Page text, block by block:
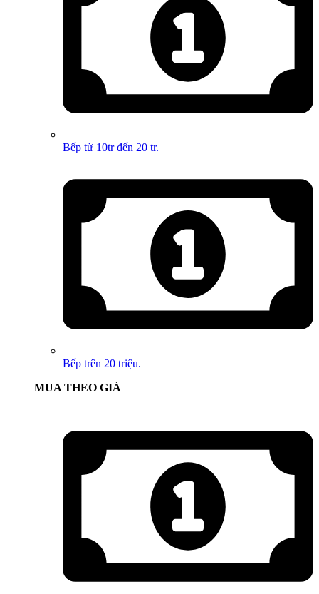
Bếp từ 10tr đến 20 tr.
Bếp trên 20 triệu.
MUA THEO GIÁ